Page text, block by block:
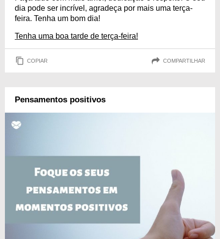
dia pode ser incrível, agradeça por mais uma terça-
feira. Tenha um bom dia!
Tenha uma boa tarde de terça-feira!
COPIAR COMPARTILHAR
Pensamentos positivos